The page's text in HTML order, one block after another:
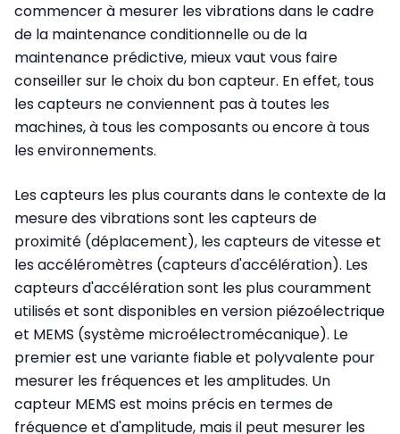
commencer à mesurer les vibrations dans le cadre
de la maintenance conditionnelle ou de la
maintenance prédictive, mieux vaut vous faire
conseiller sur le choix du bon capteur. En effet, tous
les capteurs ne conviennent pas à toutes les
machines, à tous les composants ou encore à tous
les environnements.
Les capteurs les plus courants dans le contexte de la
mesure des vibrations sont les capteurs de
proximité (déplacement), les capteurs de vitesse et
les accéléromètres (capteurs d'accélération). Les
capteurs d'accélération sont les plus couramment
utilisés et sont disponibles en version piézoélectrique
et MEMS (système microélectromécanique). Le
premier est une variante fiable et polyvalente pour
mesurer les fréquences et les amplitudes. Un
capteur MEMS est moins précis en termes de
fréquence et d'amplitude, mais il peut mesurer les